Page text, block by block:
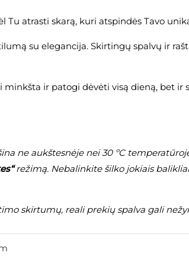
Tu atrasti skarą, kuri atspindės Tavo
su elegancija. Skirtingų spalvų ir
ir patogi dėvėti visą dieną, bet ir
ne aukštesnėje nei 30 ºC
režimą. Nebalinkite šilko jokiais
skirtumų, reali prekių spalva gali